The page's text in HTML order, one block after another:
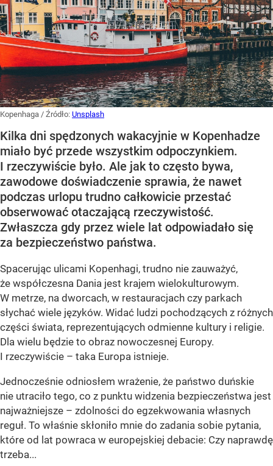
Kopenhaga / Źródło: Unsplash
Kilka dni spędzonych wakacyjnie w Kopenhadze
miało być przede wszystkim odpoczynkiem.
I rzeczywiście było. Ale jak to często bywa,
zawodowe doświadczenie sprawia, że nawet
podczas urlopu trudno całkowicie przestać
obserwować otaczającą rzeczywistość.
Zwłaszcza gdy przez wiele lat odpowiadało się
za bezpieczeństwo państwa.
Spacerując ulicami Kopenhagi, trudno nie zauważyć,
że współczesna Dania jest krajem wielokulturowym.
W metrze, na dworcach, w restauracjach czy parkach
słychać wiele języków. Widać ludzi pochodzących z różnych
części świata, reprezentujących odmienne kultury i religie.
Dla wielu będzie to obraz nowoczesnej Europy.
I rzeczywiście – taka Europa istnieje.
Jednocześnie odniosłem wrażenie, że państwo duńskie
nie utraciło tego, co z punktu widzenia bezpieczeństwa jest
najważniejsze – zdolności do egzekwowania własnych
reguł. To właśnie skłoniło mnie do zadania sobie pytania,
które od lat powraca w europejskiej debacie: Czy naprawdę
trzeba...